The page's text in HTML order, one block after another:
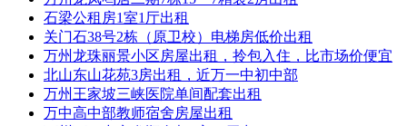
石梁公租房1室1厅出租
关门石38号2栋（原卫校）电梯房低价出租
万州龙珠丽景小区房屋出租，拎包入住，比市场价便宜
北山东山花苑3房出租，近万一中初中部
万州王家坡三峡医院单间配套出租
万中高中部教师宿舍房屋出租